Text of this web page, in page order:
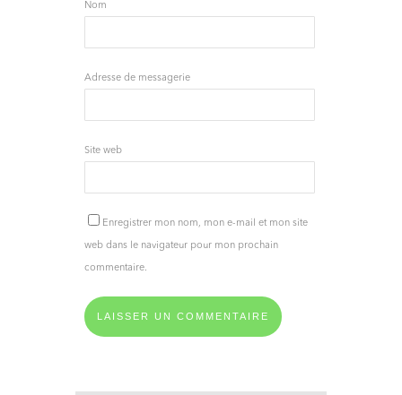
Nom
Adresse de messagerie
Site web
Enregistrer mon nom, mon e-mail et mon site
web dans le navigateur pour mon prochain
commentaire.